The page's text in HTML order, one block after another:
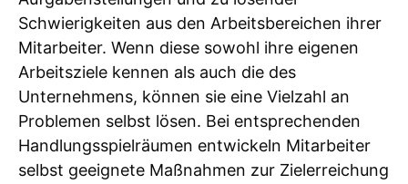
Schwierigkeiten aus den Arbeitsbereichen ihrer
Mitarbeiter. Wenn diese sowohl ihre eigenen
Arbeitsziele kennen als auch die des
Unternehmens, können sie eine Vielzahl an
Problemen selbst lösen. Bei entsprechenden
Handlungsspielräumen entwickeln Mitarbeiter
selbst geeignete Maßnahmen zur Zielerreichung